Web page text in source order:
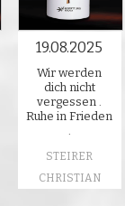
19.08.2025
Wir werden
dich nicht
vergessen .
Ruhe in Frieden
STEIRER
CHRISTIAN